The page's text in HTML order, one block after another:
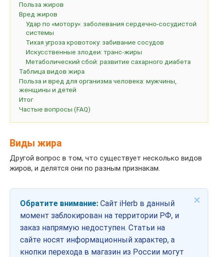
Польза жиров
Вред жиров
Удар по «мотору»: заболевания сердечно-сосудистой
системы
Тихая угроза кровотоку: забивание сосудов
Искусственные злодеи: транс-жиры
Метаболический сбой: развитие сахарного диабета
Таблица видов жира
Польза и вред для организма человека: мужчины,
женщины и детей
Итог
Частые вопросы (FAQ)
Виды жира
Другой вопрос в том, что существует несколько видов
жиров, и делятся они по разным признакам.
×
Обратите внимание: Сайт iHerb в данный
момент заблокирован на территории РФ, и
заказ напрямую недоступен. Статьи на
сайте носят информационный характер, а
кнопки перехода в магазин из России могут